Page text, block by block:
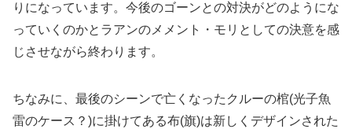
りになっています。今後のゴーンとの対決がどのようにな
っていくのかとラアンのメメント・モリとしての決意を感
じさせながら終わります。
ちなみに、最後のシーンで亡くなったクルーの棺(光子魚
雷のケース？)に掛けてある布(旗)は新しくデザインされた